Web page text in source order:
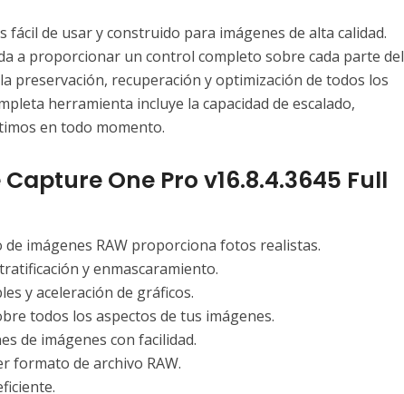
fácil de usar y construido para imágenes de alta calidad.
a proporcionar un control completo sobre cada parte del
preservación, recuperación y optimización de todos los
herramienta incluye la capacidad de escalado,
en todo momento.
One Pro v16.8.4.3645 Full
de imágenes RAW proporciona fotos realistas.
y enmascaramiento.
y aceleración de gráficos.
todos los aspectos de tus imágenes.
de imágenes con facilidad.
formato de archivo RAW.